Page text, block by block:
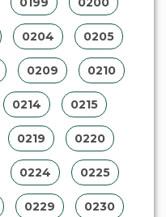
0204 0205
0209 0210
0214 0215
0219 0220
0224 0225
0229 0230